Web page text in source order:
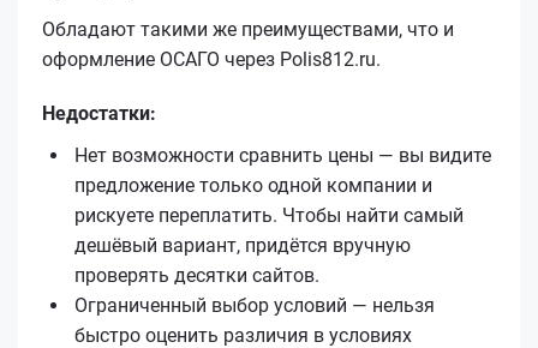
Обладают такими же преимуществами, что и
оформление ОСАГО через Polis812.ru.
Недостатки:
Нет возможности сравнить цены — вы видите
предложение только одной компании и
рискуете переплатить. Чтобы найти самый
дешёвый вариант, придётся вручную
проверять десятки сайтов.
Ограниченный выбор условий — нельзя
быстро оценить различия в условиях